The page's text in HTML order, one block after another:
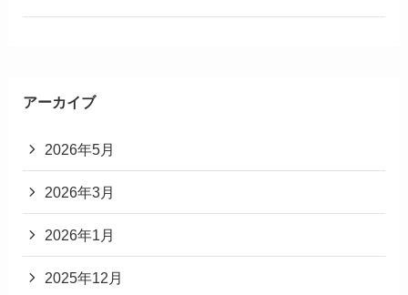
アーカイブ
2026年5月
2026年3月
2026年1月
2025年12月